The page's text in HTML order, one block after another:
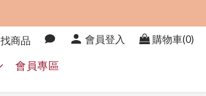
找商品 會員登入 購物車(0)
會員專區